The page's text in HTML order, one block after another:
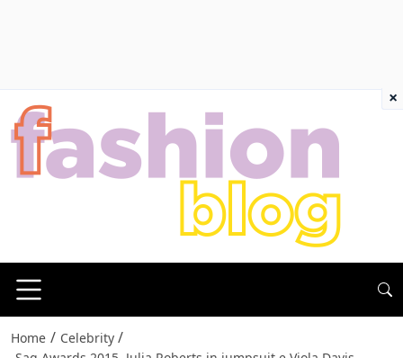
Home / Celebrity /
×